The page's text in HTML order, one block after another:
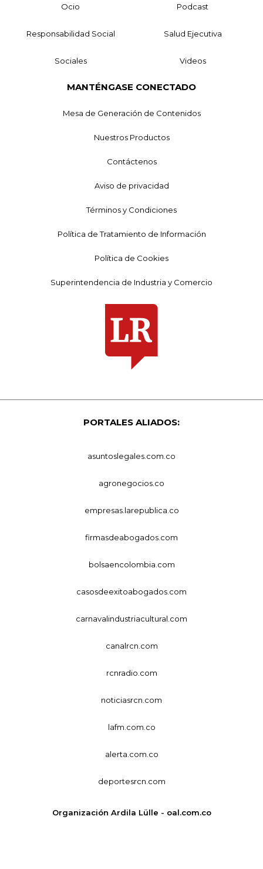
Ocio Podcast
Responsabilidad Social Salud Ejecutiva
Sociales Videos
MANTÉNGASE CONECTADO
Mesa de Generación de Contenidos
Nuestros Productos
Contáctenos
Aviso de privacidad
Términos y Condiciones
Política de Tratamiento de Información
Política de Cookies
Superintendencia de Industria y Comercio
PORTALES ALIADOS:
asuntoslegales.com.co
agronegocios.co
empresas.larepublica.co
firmasdeabogados.com
bolsaencolombia.com
casosdeexitoabogados.com
carnavalindustriacultural.com
canalrcn.com
rcnradio.com
noticiasrcn.com
lafm.com.co
alerta.com.co
deportesrcn.com
Organización Ardila Lülle - oal.com.co